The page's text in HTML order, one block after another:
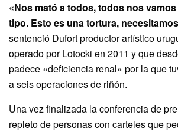
«Nos mató a todos, todos nos
tipo. Esto es una tortura,
sentenció Dufort productor artístico
operado por Lotocki en 2011 y que
padece «deficiencia renal» por la que
a seis operaciones de riñón.
Una vez finalizada la conferencia de
repleto de personas con carteles que